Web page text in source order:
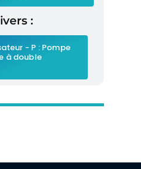
:
- P : Pompe
à double